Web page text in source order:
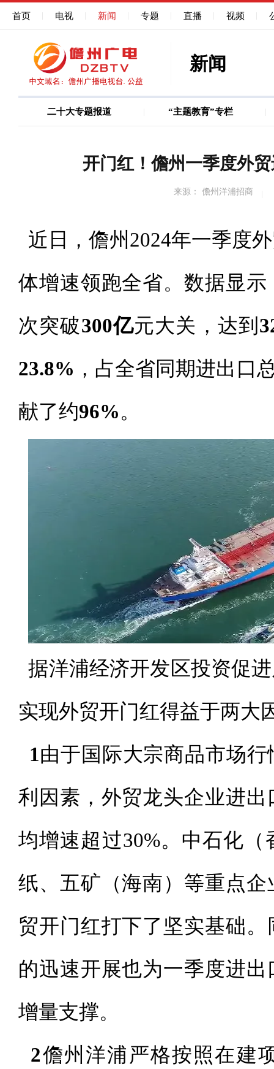
首页 电视 新闻 专题 直播 视频
新闻
二十大专题报道 “主题教育”专栏
开门红！儋州一季度外
来源： 儋州洋浦招商
近日，儋州2024年一季度
体增速领跑全省。数据显
次突破300亿元大关，达到
23.8% ，占全省同期进出口
献了约96%。
据洋浦经济开发区投资促
实现外贸开门红得益于两
1由于国际大宗商品市场
利因素，外贸龙头企业进
均增速超过30%。中石化
纸、五矿（海南）等重点
贸开门红打下了坚实基础
的迅速开展也为一季度进
增量支撑。
2儋州洋浦严格按照在建